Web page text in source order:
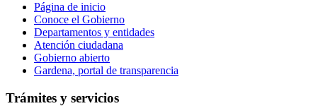
Página de inicio
Conoce el Gobierno
Departamentos y entidades
Atención ciudadana
Gobierno abierto
Gardena, portal de transparencia
Trámites y servicios